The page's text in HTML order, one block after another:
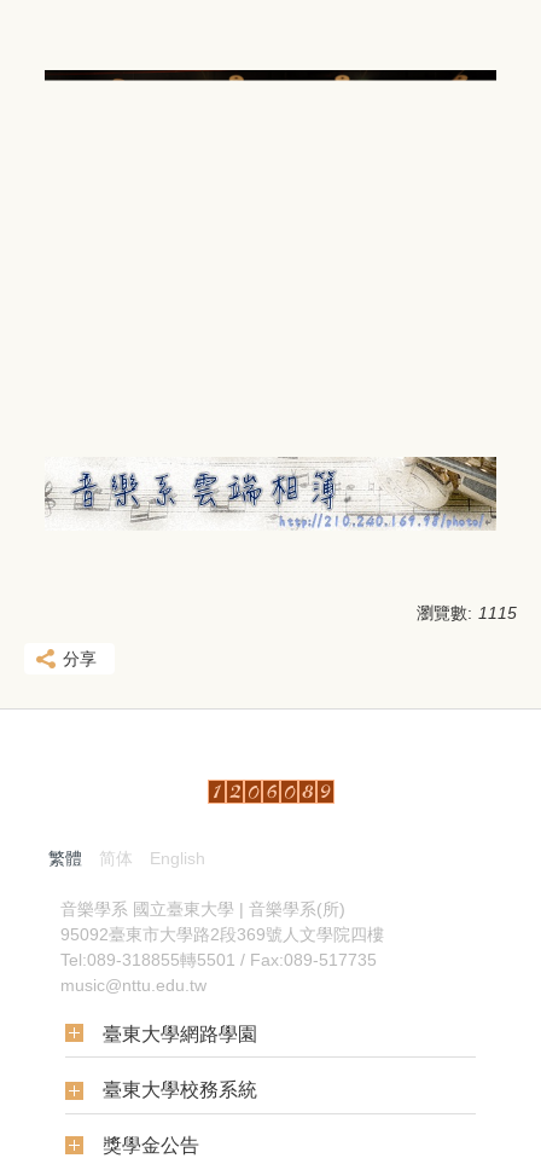
瀏覽數: 1115
分享
繁體 简体
English
音樂學系 國立臺東大學 | 音樂學系(所)
95092臺東市大學路2段369號人文學院四樓
Tel:089-318855轉5501 / Fax:089-517735
music@nttu.edu.tw
臺東大學網路學園
臺東大學校務系統
獎學金公告